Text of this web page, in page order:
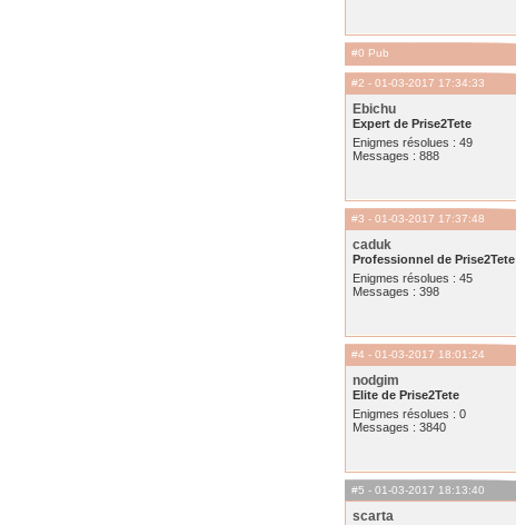
#0 Pub
#2 - 01-03-2017 17:34:33
Ebichu
Expert de Prise2Tete
Enigmes résolues : 49
Messages : 888
#3 - 01-03-2017 17:37:48
caduk
Professionnel de Prise2Tete
Enigmes résolues : 45
Messages : 398
#4 - 01-03-2017 18:01:24
nodgim
Elite de Prise2Tete
Enigmes résolues : 0
Messages : 3840
#5 - 01-03-2017 18:13:40
scarta